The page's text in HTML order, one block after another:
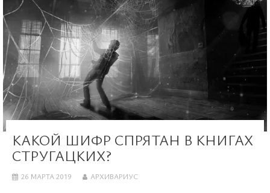
КАКОЙ ШИФР СПРЯТАН В КНИГАХ
СТРУГАЦКИХ?
26 МАРТА 2019 АРХИВАРИУС